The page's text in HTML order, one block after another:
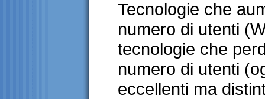
Tecnologie che
numero di utenti
tecnologie che
numero di utenti
eccellenti ma